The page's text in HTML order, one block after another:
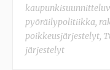
pyöräilypolitiikka,
poikkeusjärjestelyt,
järjestelyt